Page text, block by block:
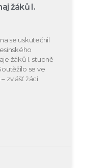
žáků I.
se uskutečnil
žáků I. stupně
se ve
zvlášť žáci